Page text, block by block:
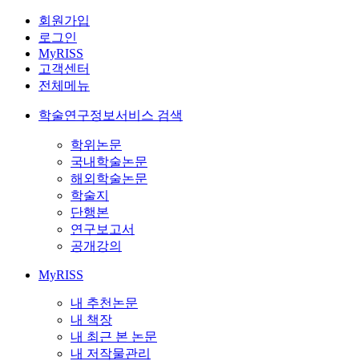
회원가입
로그인
MyRISS
고객센터
전체메뉴
학술연구정보서비스 검색
학위논문
국내학술논문
해외학술논문
학술지
단행본
연구보고서
공개강의
MyRISS
내 추천논문
내 책장
내 최근 본 논문
내 저작물관리